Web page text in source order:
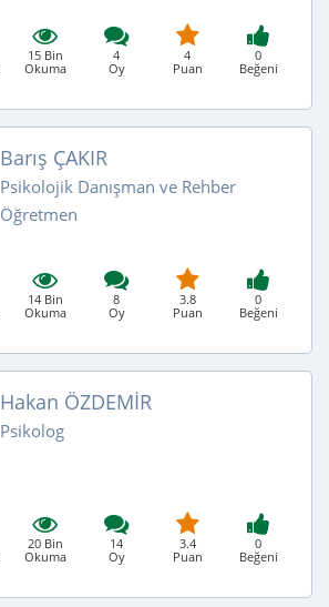
15 Bin
Okuma
4
Oy
4
Puan
0
Beğeni
Barış ÇAKIR
Psikolojik Danışman ve Rehber
Öğretmen
14 Bin
Okuma
8
Oy
3.8
Puan
0
Beğeni
Hakan ÖZDEMİR
Psikolog
20 Bin
Okuma
14
Oy
3.4
Puan
0
Beğeni